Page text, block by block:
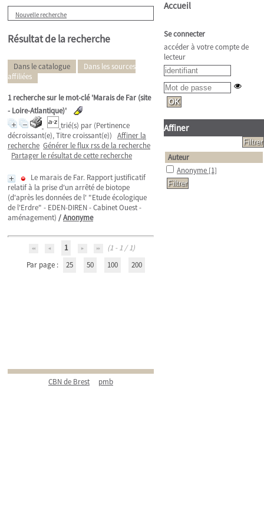
Nouvelle recherche
Résultat de la recherche
Dans le catalogue
Dans les sources
affiliées
1recherche sur le mot-clé'Marais de Far (site
- Loire-Atlantique)'
trié(s) par (Pertinence
décroissant(e), Titre croissant(e)) Affiner la
recherche Générer le flux rss de la recherche
Partager le résultat de cette recherche
Le marais de Far. Rapport justificatif
relatif à la prise d'un arrêté de biotope
(d'après les données de l' "Etude écologique
de l'Erdre" - EDEN-DIREN - Cabinet Ouest -
aménagement) /Anonyme
1
(1 - 1 / 1)
Par page :
25 50 100 200
CBN de Brest pmb
Accueil
Se connecter
accéder à votre compte de
lecteur
Affiner
Auteur
Anonyme [1]